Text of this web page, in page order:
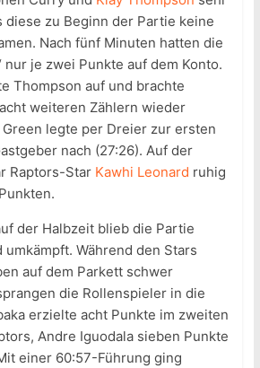
diese zu Beginn der Partie keine
Nach fünf Minuten hatten die
nur je zwei Punkte auf dem Konto.
Thompson auf und brachte
weiteren Zählern wieder
legte per Dreier zur ersten
nach (27:26). Auf der
Raptors-Star Kawhi Leonard ruhig
der Halbzeit blieb die Partie
Während den Stars
auf dem Parkett schwer
die Rollenspieler in die
erzielte acht Punkte im zweiten
Andre Iguodala sieben Punkte
einer 60:57-Führung ging